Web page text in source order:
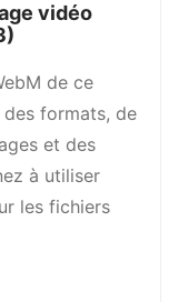
vidéo
de ce
formats, de
et des
à utiliser
les fichiers